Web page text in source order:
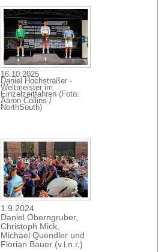
16.10.2025
Daniel Hochstraßer -
Welt­meis­ter im
Einzelzeitfahren (Foto:
Aaron Collins /
NorthSouth)
1.9.2024
Daniel Oberngruber,
Christoph Mick,
Michael Quendler und
Florian Bauer (v.l.n.r.)